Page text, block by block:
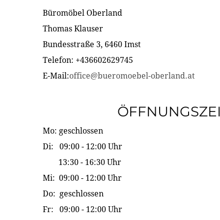
Büromöbel Oberland
Thomas Klauser
Bundesstraße 3, 6460 Imst
Telefon: +436602629745
E-Mail:office@bueromoebel-oberland.at
Mo: geschlossen
Di: 09:00 - 12:00 Uhr
13:30 - 16:30 Uhr
Mi: 09:00 - 12:00 Uhr
Do: geschlossen
Fr: 09:00 - 12:00 Uhr